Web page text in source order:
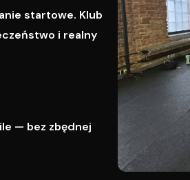
startowe. Klub
i realny
— bez zbędnej